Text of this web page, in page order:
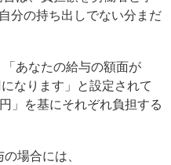
分の持ち出しでない分まだ
「あなたの給与の額面が
ります」と設定されて
」を基にそれぞれ負担する
場合には、